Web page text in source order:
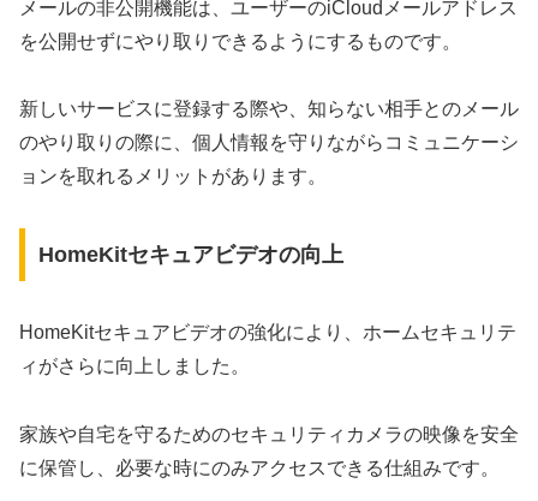
メールの非公開機能は、ユーザーのiCloudメールアドレス
を公開せずにやり取りできるようにするものです。
新しいサービスに登録する際や、知らない相手とのメール
のやり取りの際に、個人情報を守りながらコミュニケーシ
ョンを取れるメリットがあります。
HomeKitセキュアビデオの向上
HomeKitセキュアビデオの強化により、ホームセキュリテ
ィがさらに向上しました。
家族や自宅を守るためのセキュリティカメラの映像を安全
に保管し、必要な時にのみアクセスできる仕組みです。